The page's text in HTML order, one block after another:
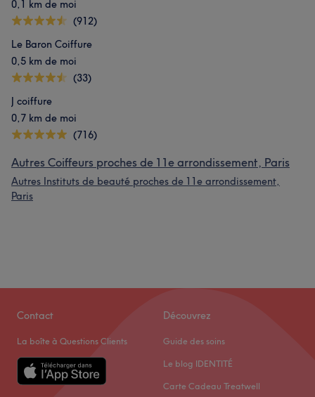
0,1 km de moi
(912)
Le Baron Coiffure
0,5 km de moi
(33)
J coiffure
0,7 km de moi
(716)
Autres Coiffeurs proches de 11e arrondissement, Paris
Autres Instituts de beauté proches de 11e arrondissement,
Paris
Contact
La boîte à Questions Clients
Découvrez
Guide des soins
Le blog IDENTITÉ
Carte Cadeau Treatwell